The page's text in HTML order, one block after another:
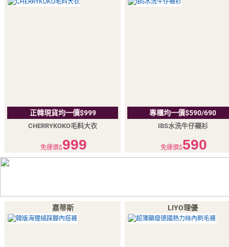
正韓現貨均一價$999
CHERRYKOKO毛料大衣
免運價$999
專櫃均一價$590/690
IBS水洗牛仔襯衫
免運價$590
嘉蒂斯 LIYO理優